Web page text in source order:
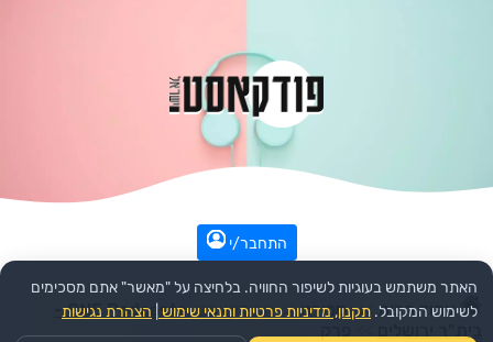
התחבר/י
עמוד הבית >> ספורט >>הפודקאסט:
ONE Podcasts -
האתר משתמש בעוגיות לשיפור החוויה. בלחיצה על "מאשר" אתם מסכימים
לשימוש המקובל. תקנון, מדיניות פרטיות ותנאי שימוש הצהרת נגישות